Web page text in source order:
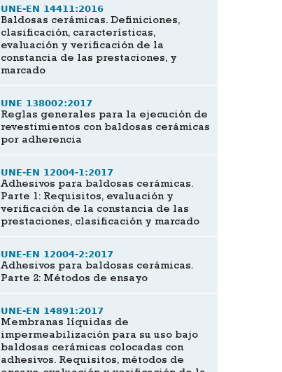
UNE-EN 14411:2016
Baldosas cerámicas. Definiciones,
clasificación, características,
evaluación y verificación de la
constancia de las prestaciones, y
marcado
UNE 138002:2017
Reglas generales para la ejecución de
revestimientos con baldosas cerámicas
por adherencia
UNE-EN 12004-1:2017
Adhesivos para baldosas cerámicas.
Parte 1: Requisitos, evaluación y
verificación de la constancia de las
prestaciones, clasificación y marcado
UNE-EN 12004-2:2017
Adhesivos para baldosas cerámicas.
Parte 2: Métodos de ensayo
UNE-EN 14891:2017
Membranas líquidas de
impermeabilización para su uso bajo
baldosas cerámicas colocadas con
adhesivos. Requisitos, métodos de